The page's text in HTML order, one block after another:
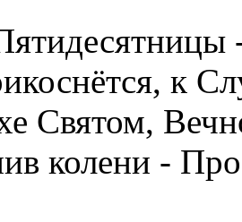
к
Святом,
колени -